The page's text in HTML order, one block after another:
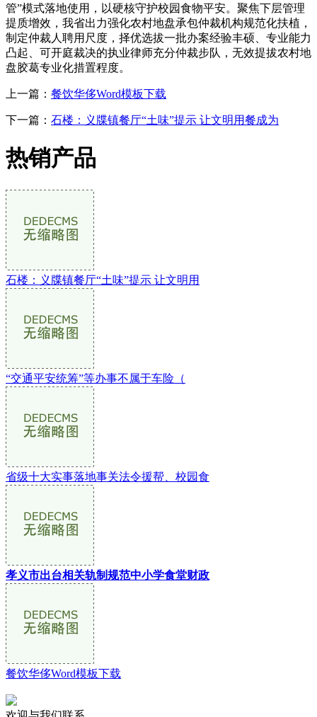
管”模式落地使用，以硬核守护校园食物平安。聚焦下层管理
提质增效，我省出力强化农村地盘承包仲裁机构规范化扶植，
制定仲裁人聘用尺度，择优选拔一批办案经验丰硕、专业能力
凸起、可开庭裁决的执业律师充分仲裁步队，无效提拔农村地
盘胶葛专业化措置程度。
上一篇： 餐饮华侈Word模板下载
下一篇： 石楼：义牒镇餐厅“土味”提示 让文明用餐成为
热销产品
石楼：义牒镇餐厅“土味”提示 让文明用
“交通平安统筹”等办事不属于车险（
省级十大实事落地事关法令援帮、校园食
孝义市出台相关轨制规范中小学食堂财政
餐饮华侈Word模板下载